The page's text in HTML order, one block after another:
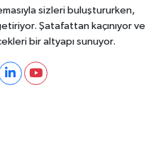
sizleri buluştururken,
Şatafattan kaçınıyor ve
bir altyapı sunuyor.